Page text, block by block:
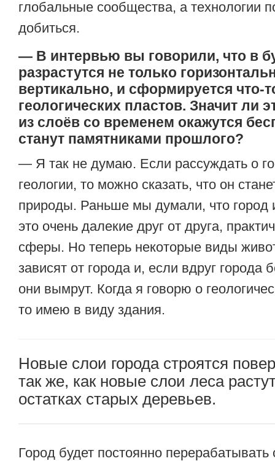
глобальные сообщества, а технологии
добиться.
— В интервью вы говорили, что в
разрастутся не только
вертикально, и сформируется что-
геологических пластов. Значит ли
из слоёв со временем окажутся
станут памятниками прошлого?
— Я так не думаю. Если рассуждать о
геологии, то можно сказать, что он
природы. Раньше мы думали, что город
это очень далекие друг от друга,
сферы. Но теперь некоторые виды
зависят от города и, если вдруг города
они вымрут. Когда я говорю о
то имею в виду здания.
Новые слои города строятся
так же, как новые слои леса
остатках старых деревьев.
Город будет постоянно перерабатывать